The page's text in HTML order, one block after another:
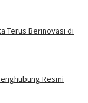
Terus Berinovasi di
Resmi